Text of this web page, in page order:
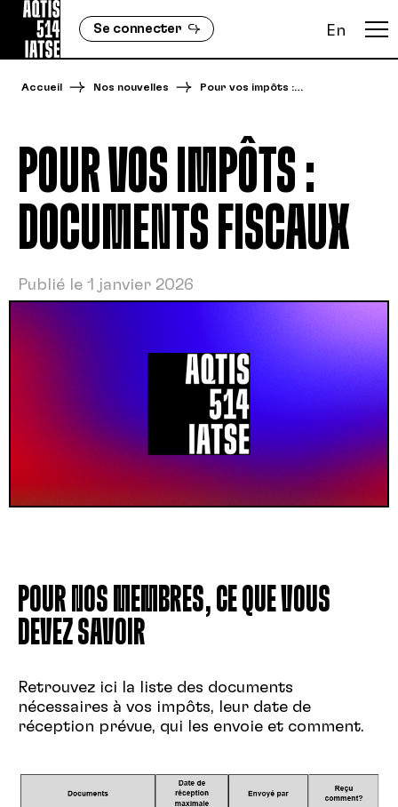
Se connecter En
Accueil Nos nouvelles Pour vos impôts :…
POUR VOS IMPÔTS :
DOCUMENTS FISCAUX
Publié le 1 janvier 2026
POUR NOS MEMBRES, CE QUE VOUS
DEVEZ SAVOIR
Retrouvez ici la liste des documents
nécessaires à vos impôts, leur date de
réception prévue, qui les envoie et comment.